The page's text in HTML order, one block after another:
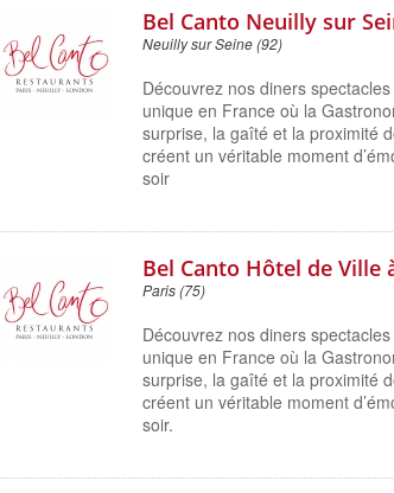
Bel Canto Neuilly sur
Neuilly sur Seine (92)
Découvrez nos diners
unique en France où la
surprise, la gaîté et la proximité
créent un véritable moment
soir
Bel Canto Hôtel de Ville
Paris (75)
Découvrez nos diners
unique en France où la
surprise, la gaîté et la proximité
créent un véritable moment
soir.